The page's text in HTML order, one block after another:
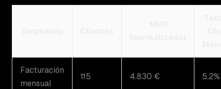
Facturación
mensual
115 4.830 € 5,2%